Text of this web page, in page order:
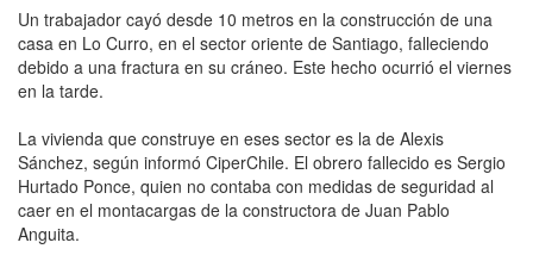
Un trabajador cayó desde 10 metros en la construcción de una
casa en Lo Curro, en el sector oriente de Santiago, falleciendo
debido a una fractura en su cráneo. Este hecho ocurrió el viernes
en la tarde.
La vivienda que construye en eses sector es la de Alexis
Sánchez, según informó CiperChile. El obrero fallecido es Sergio
Hurtado Ponce, quien no contaba con medidas de seguridad al
caer en el montacargas de la constructora de Juan Pablo
Anguita.